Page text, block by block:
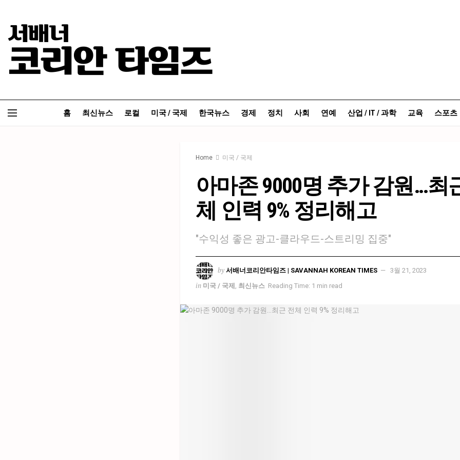
홈 최신뉴스 로컬 미국 / 국제 한국뉴스 경제 정치 사회 연예 산업 / IT / 과학 교육 스포츠
Home 미국 / 국제
아마존 9000명 추가 감원…최
체 인력 9% 정리해고
"수익성 좋은 광고-클라우드-스트리밍 집중"
by 서배너코리안타임즈 | SAVANNAH KOREAN TIMES 3월 21, 2023
in 미국 / 국제 최신뉴스 Reading Time: 1 min read